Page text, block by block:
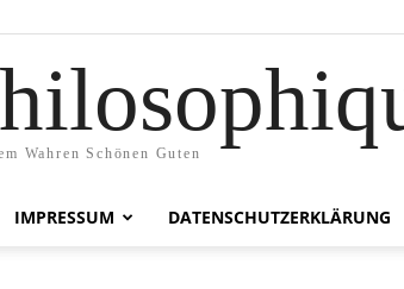
Wahren Schönen Guten
IMPRESSUM DATENSCHUTZERKLÄRUNG